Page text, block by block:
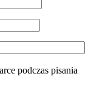
podczas pisania